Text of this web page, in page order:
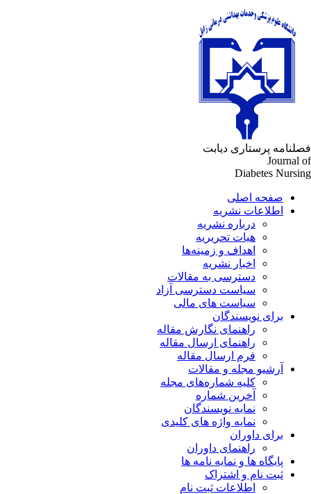
پرستاری دیابت
Journal
Diabetes
صفحه اصلی
اطلاعات نشریه
درباره نشریه
هیات تحریریه
اهداف و زمینه‌ها
اخبار نشریه
دسترسی به مقالات
سیاست دسترسی آزاد
سیاست های مالی
برای نویسندگان
راهنمای نگارش مقاله
راهنمای ارسال مقاله
فرم ارسال مقاله
آرشیو مجله و مقالات
کلیه شماره‌های مجله
آخرین شماره
نمایه نویسندگان
نمایه واژه های کلیدی
برای داوران
راهنمای داوران
پایگاه ها و نمایه نامه ها
ثبت نام و اشتراک
اطلاعات ثبت نام